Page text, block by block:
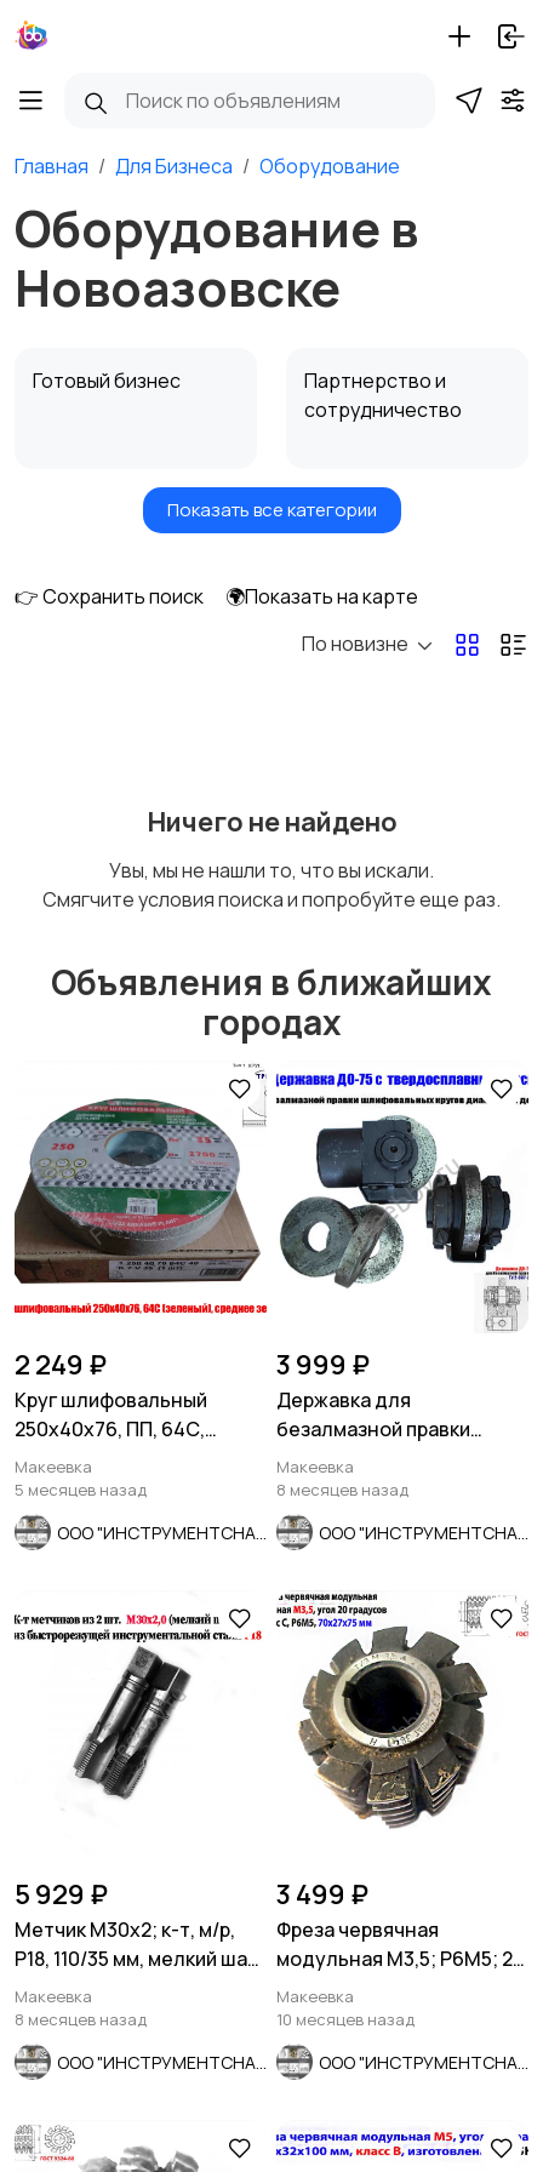
Главная Для Бизнеса Оборудование
Оборудование в
Новоазовске
Готовый бизнес
Партнерство и
сотрудничество
ОборудованиеПоказать все категории
👉 Сохранить поиск
🌍Показать на карте
По новизне
Ничего не найдено
Увы, мы не нашли то, что вы искали.
Смягчите условия поиска и попробуйте еще раз.
Объявления в ближайших
городах
2 249 ₽
Круг шлифовальный
250х40х76, ПП, 64С,
зеленый, K7 V35, среднее
зерно.
Макеевка
5 месяцев назад
3 999 ₽
Державка для
безалмазной правки
шлифовальных кругов
ДО-75 с кругом.
Макеевка
8 месяцев назад
5 929 ₽
Метчик М30х2; к-т, м/р,
Р18, 110/35 мм, мелкий шаг,
шлиф, в/зав, СССР
Макеевка
8 месяцев назад
3 499 ₽
Фреза червячная
модульная М3,5; Р6М5; 20
гр, класс С, 3°4'; 70х27х75.
Макеевка
10 месяцев назад